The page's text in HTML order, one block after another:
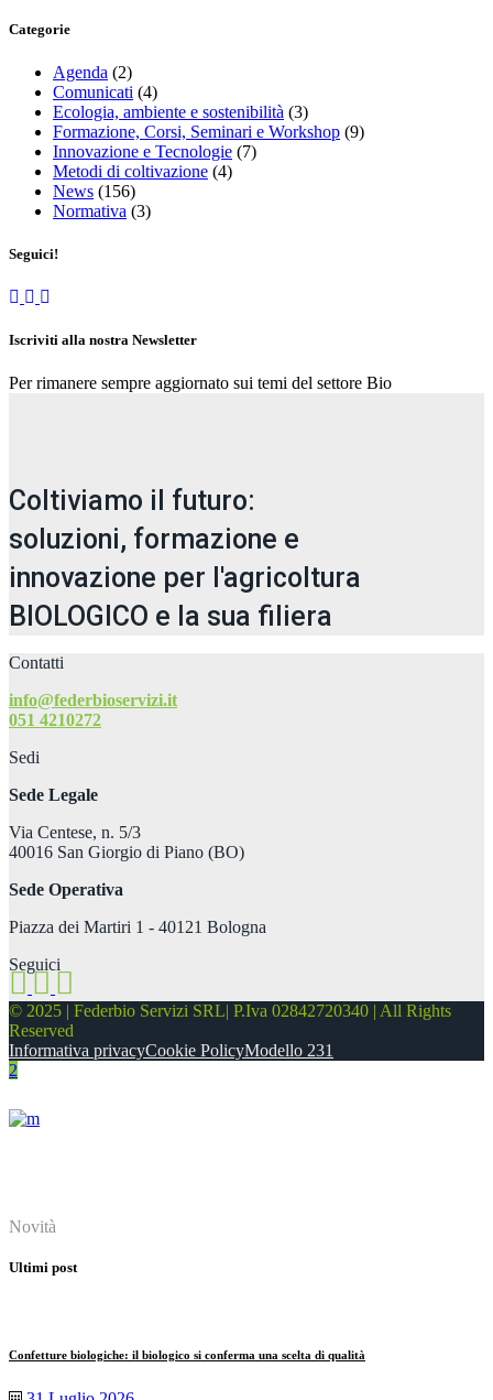
Categorie
Agenda (2)
Comunicati (4)
Ecologia, ambiente e sostenibilità (3)
Formazione, Corsi, Seminari e Workshop (9)
Innovazione e Tecnologie (7)
Metodi di coltivazione (4)
News (156)
Normativa (3)
Seguici!
Iscriviti alla nostra Newsletter
Per rimanere sempre aggiornato sui temi del settore Bio
Coltiviamo il futuro:
soluzioni, formazione e
innovazione per l'agricoltura
BIOLOGICO e la sua filiera
Contatti
info@federbioservizi.it
051 4210272
Sedi
Sede Legale
Via Centese, n. 5/3
40016 San Giorgio di Piano (BO)
Sede Operativa
Piazza dei Martiri 1 - 40121 Bologna
Seguici
© 2025 | Federbio Servizi SRL| P.Iva 02842720340 | All Rights
Reserved
Informativa privacyCookie PolicyModello 231
Novità
Ultimi post
Confetture biologiche: il biologico si conferma una scelta di qualità